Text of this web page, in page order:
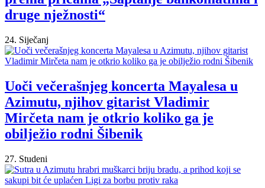
druge nježnosti“
24. Siječanj
Uoči večerašnjeg koncerta Mayalesa u
Azimutu, njihov gitarist Vladimir
Mirčeta nam je otkrio koliko ga je
obilježio rodni Šibenik
27. Studeni